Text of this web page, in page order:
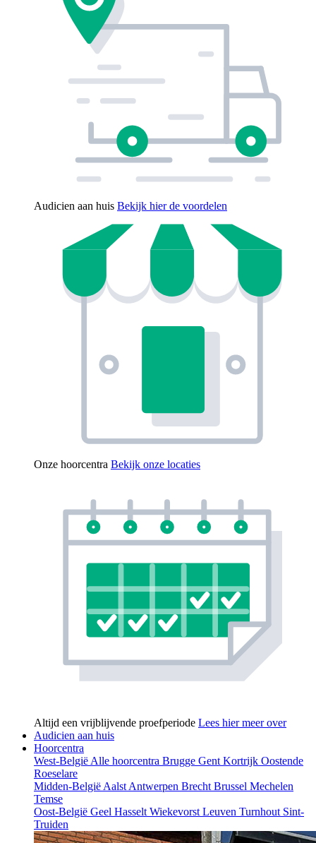
Audicien aan huis Bekijk hier de voordelen
Onze hoorcentra Bekijk onze locaties
Altijd een vrijblijvende proefperiode Lees hier meer over
Audicien aan huis
Hoorcentra
West-België Alle hoorcentra Brugge Gent Kortrijk Oostende
Roeselare
Midden-België Aalst Antwerpen Brecht Brussel Mechelen
Temse
Oost-België Geel Hasselt Wiekevorst Leuven Turnhout Sint-
Truiden